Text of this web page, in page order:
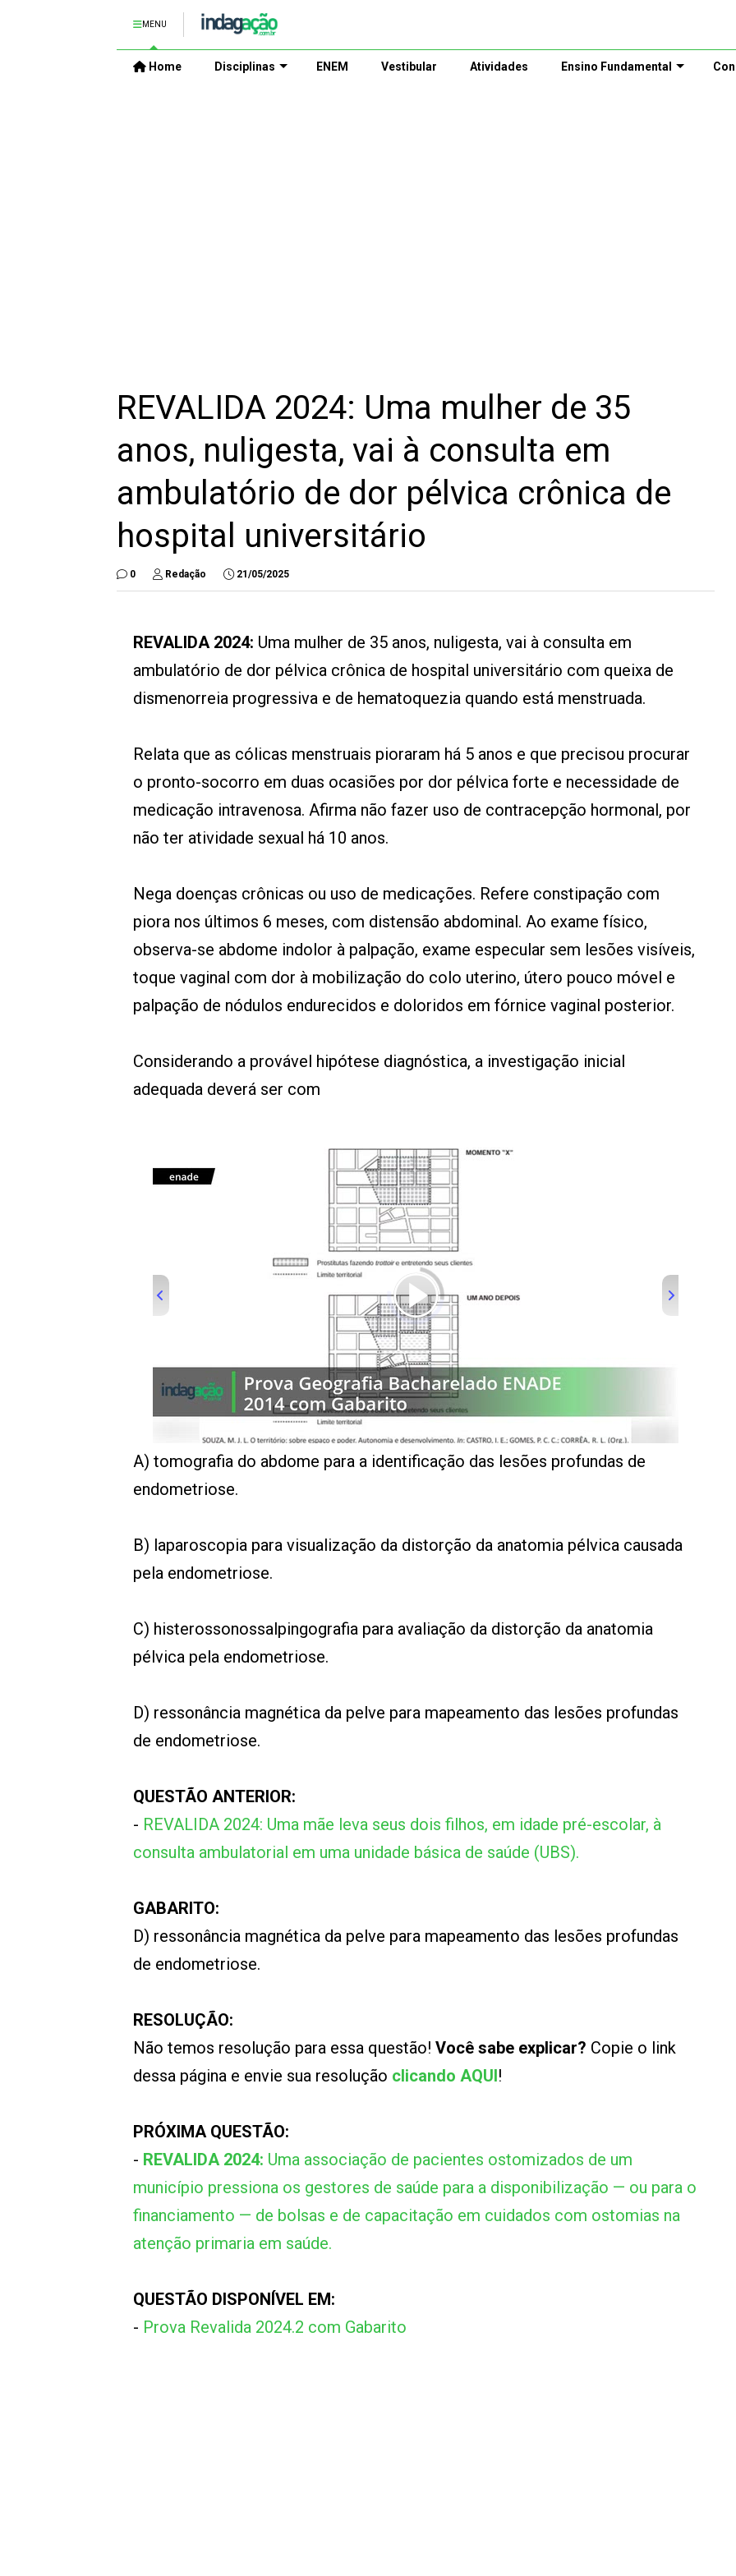
MENU
Home Disciplinas ENEM Vestibular Atividades Ensino Fundamental
REVALIDA 2024: Uma mulher de 35
anos, nuligesta, vai à consulta em
ambulatório de dor pélvica crônica de
hospital universitário
0 Redação 21/05/2025
REVALIDA 2024: Uma mulher de 35 anos, nuligesta, vai à consulta em
ambulatório de dor pélvica crônica de hospital universitário com queixa de
dismenorreia progressiva e de hematoquezia quando está menstruada.
Relata que as cólicas menstruais pioraram há 5 anos e que precisou procurar
o pronto-socorro em duas ocasiões por dor pélvica forte e necessidade de
medicação intravenosa. Afirma não fazer uso de contracepção hormonal, por
não ter atividade sexual há 10 anos.
Nega doenças crônicas ou uso de medicações. Refere constipação com
piora nos últimos 6 meses, com distensão abdominal. Ao exame físico,
observa-se abdome indolor à palpação, exame especular sem lesões visíveis,
toque vaginal com dor à mobilização do colo uterino, útero pouco móvel e
palpação de nódulos endurecidos e doloridos em fórnice vaginal posterior.
Considerando a provável hipótese diagnóstica, a investigação inicial
adequada deverá ser com
A) tomografia do abdome para a identificação das lesões profundas de
endometriose.
B) laparoscopia para visualização da distorção da anatomia pélvica causada
pela endometriose.
C) histerossonossalpingografia para avaliação da distorção da anatomia
pélvica pela endometriose.
D) ressonância magnética da pelve para mapeamento das lesões profundas
de endometriose.
QUESTÃO ANTERIOR:
- REVALIDA 2024: Uma mãe leva seus dois filhos, em idade pré-escolar, à
consulta ambulatorial em uma unidade básica de saúde (UBS).
GABARITO:
D) ressonância magnética da pelve para mapeamento das lesões profundas
de endometriose.
RESOLUÇÃO:
Não temos resolução para essa questão! Você sabe explicar? Copie o link
dessa página e envie sua resolução clicando AQUI!
PRÓXIMA QUESTÃO:
- REVALIDA 2024: Uma associação de pacientes ostomizados de um
município pressiona os gestores de saúde para a disponibilização — ou para o
financiamento — de bolsas e de capacitação em cuidados com ostomias na
atenção primaria em saúde.
QUESTÃO DISPONÍVEL EM:
- Prova Revalida 2024.2 com Gabarito